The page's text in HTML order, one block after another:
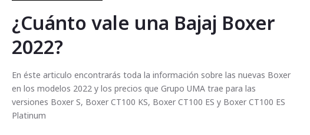
¿Cuánto vale una Bajaj Boxer
2022?
En éste articulo encontrarás toda la información sobre las nuevas Boxer
en los modelos 2022 y los precios que Grupo UMA trae para las
versiones Boxer S, Boxer CT100 KS, Boxer CT100 ES y Boxer CT100 ES
Platinum